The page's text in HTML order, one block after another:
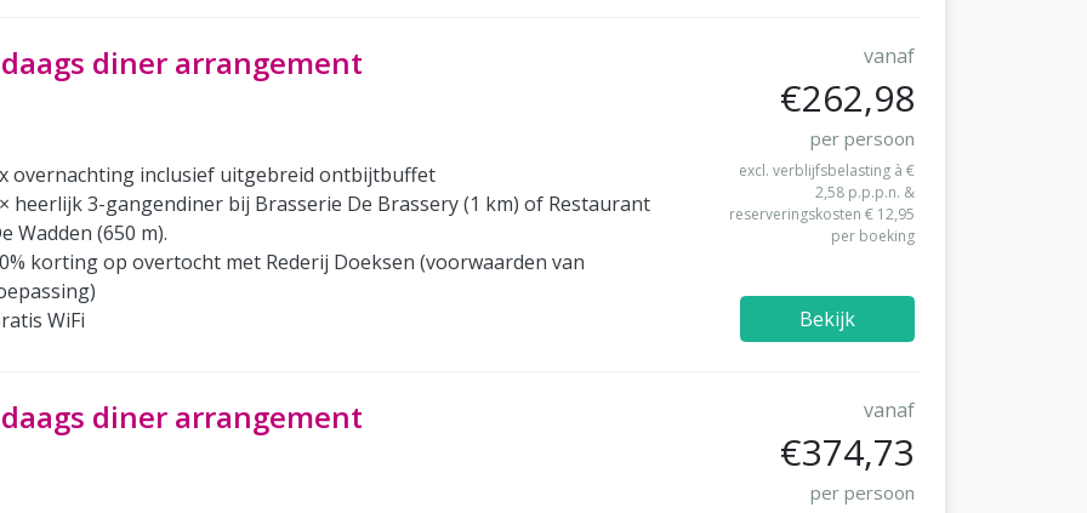
diner arrangement vanaf
€262,98
per persoon
overnachting inclusief uitgebreid ontbijtbuffet
heerlijk 3-gangendiner bij Brasserie De Brassery (1 km) of Restaurant
Wadden (650 m).
korting op overtocht met Rederij Doeksen (voorwaarden van
WiFi
excl. verblijfsbelasting à €
2,58 p.p.p.n. &
reserveringskosten € 12,95
per boeking
Bekijk
diner arrangement vanaf
€374,73
per persoon